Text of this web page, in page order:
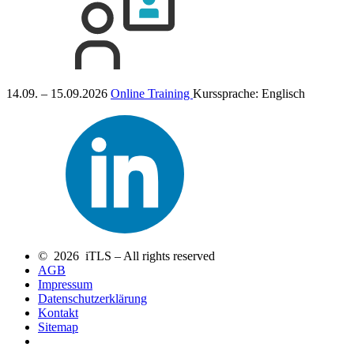
14.09. – 15.09.2026 Online Training Kurssprache: Englisch
© 2026 iTLS – All rights reserved
AGB
Impressum
Datenschutzerklärung
Kontakt
Sitemap